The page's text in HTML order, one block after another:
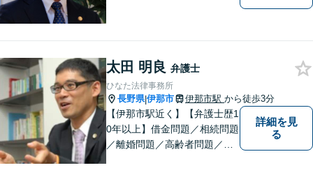
太田 明良 弁護士
ひなた法律事務所
長野県|伊那市 伊那市駅 から徒歩3分
【伊那市駅近く】【弁護士歴1
0年以上】借金問題／相続問題
／離婚問題／高齢者問題／相
詳細を見
る